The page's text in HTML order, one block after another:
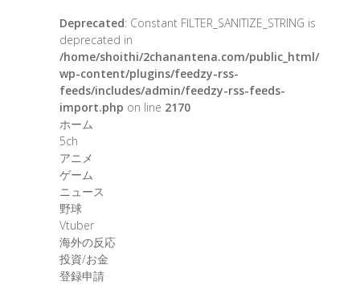
Deprecated: Constant FILTER_SANITIZE_STRING is
deprecated in
/home/shoithi/2chanantena.com/public_html/
wp-content/plugins/feedzy-rss-
feeds/includes/admin/feedzy-rss-feeds-
import.php on line 2170
ホーム
5ch
アニメ
ゲーム
ニュース
野球
Vtuber
海外の反応
投資/お金
登録申請